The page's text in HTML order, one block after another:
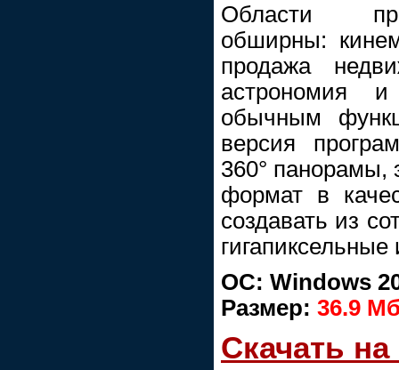
Области
обширны:
продажа
астрономия
обычным
версия
360° панорамы,
формат в
создавать из
ОС: Windows
Размер: 36.9
Скачать